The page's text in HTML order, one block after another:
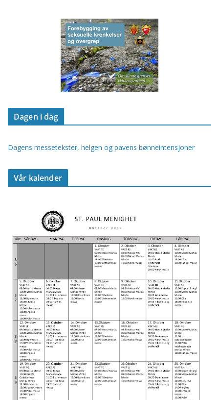
Dagen i dag
Dagens messetekster, helgen og pavens bønneintensjoner
Vår kalender